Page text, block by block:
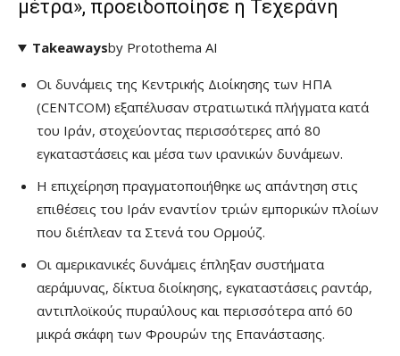
μέτρα», προειδοποίησε η Τεχεράνη
Takeawaysby Protothema AI
Οι δυνάμεις της Κεντρικής Διοίκησης των ΗΠΑ
(CENTCOM) εξαπέλυσαν στρατιωτικά πλήγματα κατά
του Ιράν, στοχεύοντας περισσότερες από 80
εγκαταστάσεις και μέσα των ιρανικών δυνάμεων.
Η επιχείρηση πραγματοποιήθηκε ως απάντηση στις
επιθέσεις του Ιράν εναντίον τριών εμπορικών πλοίων
που διέπλεαν τα Στενά του Ορμούζ.
Οι αμερικανικές δυνάμεις έπληξαν συστήματα
αεράμυνας, δίκτυα διοίκησης, εγκαταστάσεις ραντάρ,
αντιπλοϊκούς πυραύλους και περισσότερα από 60
μικρά σκάφη των Φρουρών της Επανάστασης.